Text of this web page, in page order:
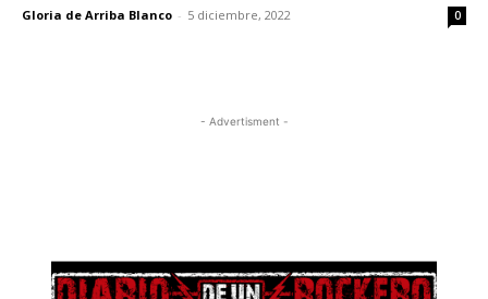
Gloria de Arriba Blanco - 5 diciembre, 2022 0
- Advertisment -